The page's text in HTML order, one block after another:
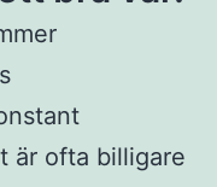
är ofta billigare